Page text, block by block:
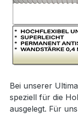
Bei unserer
speziell für die
ausgelegt. Für